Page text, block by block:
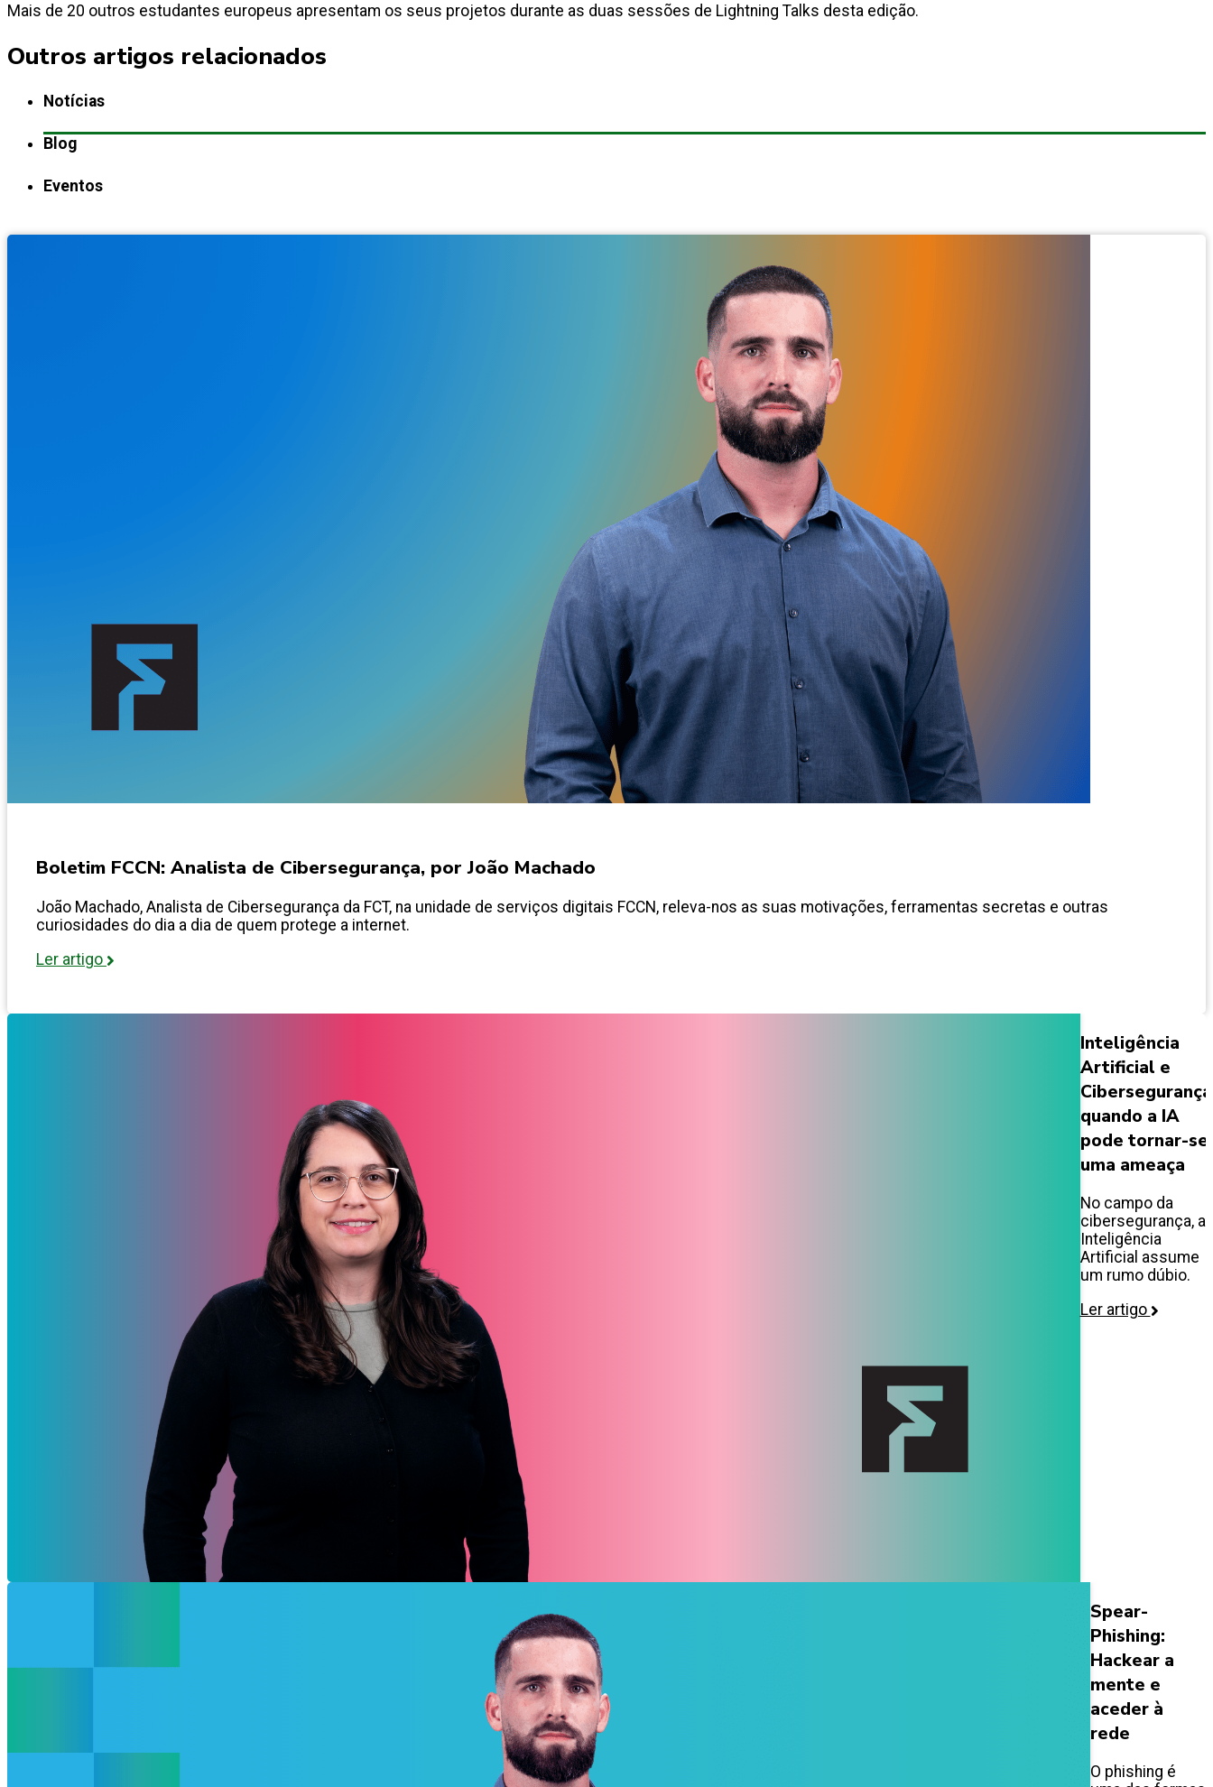
Mais de 20 outros estudantes europeus apresentam os seus projetos durante as duas sessões de Lightning Talks desta edição.
Outros artigos relacionados
Notícias
Blog
Eventos
Boletim FCCN: Analista de Cibersegurança, por João Machado
João Machado, Analista de Cibersegurança da FCT, na unidade de serviços digitais FCCN, releva-nos as suas motivações, ferramentas secretas e outras
curiosidades do dia a dia de quem protege a internet.
Ler artigo
Inteligência
Artificial e
quando a IA
pode tornar-se
uma ameaça
No campo da
cibersegurança, a
Inteligência
Artificial assume
um rumo dúbio.
Ler artigo
Spear-
Phishing:
Hackear a
mente e
aceder à
rede
O phishing é